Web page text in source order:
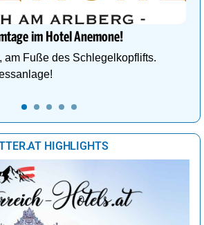
im Hotel Anemone!
am Fuße des Schlegelkopflifts.
HIGHLIGHTS